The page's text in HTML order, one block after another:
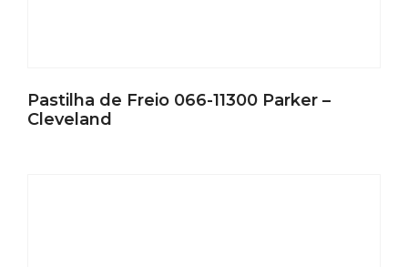
Pastilha de Freio 066-11300 Parker –
Cleveland